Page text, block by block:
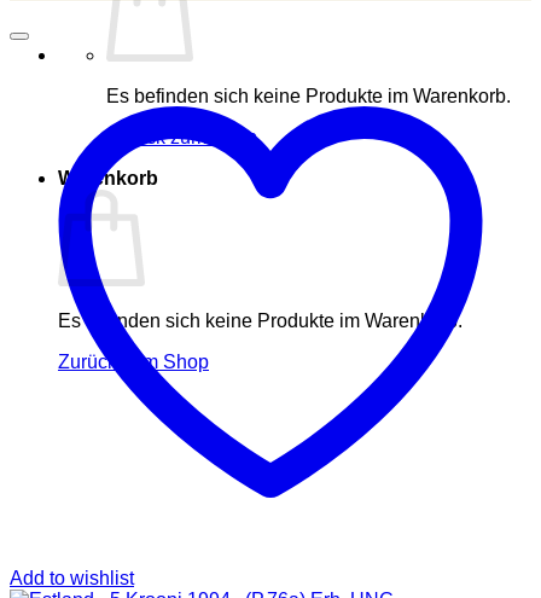
Es befinden sich keine Produkte im Warenkorb.
Zurück zum Shop
Warenkorb
Es befinden sich keine Produkte im Warenkorb.
Zurück zum Shop
Add to wishlist